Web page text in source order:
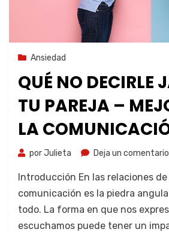
10 de agosto de 2023
Ansiedad
QUÉ NO DECIRLE
TU PAREJA –
LA
porJulieta Deja un comentario
Introducción En las relaciones de
comunicación es la piedra
todo. La forma en que nos
escuchamos puede tener un